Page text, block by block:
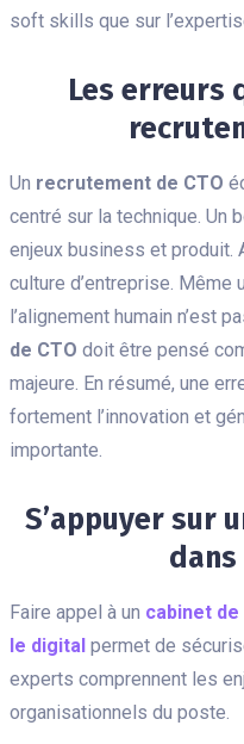
soft skills que sur
Les erreurs
Un recrutement de CTO
centré sur la technique. Un
enjeux business et produit.
culture d’entreprise.
l’alignement humain n’est
de CTO doit être pensé
majeure. En résumé, une
fortement l’innovation et
importante.
S’appuyer sur
Faire appel à un cabinet
le digital permet de
experts comprennent les
organisationnels du poste.